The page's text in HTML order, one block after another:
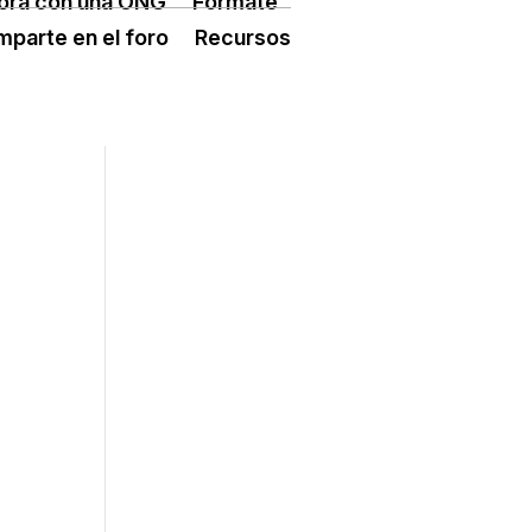
TERCER SECTOR CONECTA IA
en el foro
Recursos